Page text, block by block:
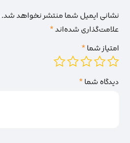
نشانی ایمیل شما منتشر نخواهد شد.
علامت‌گذاری شده‌اند*
امتیاز شما*
دیدگاه شما*